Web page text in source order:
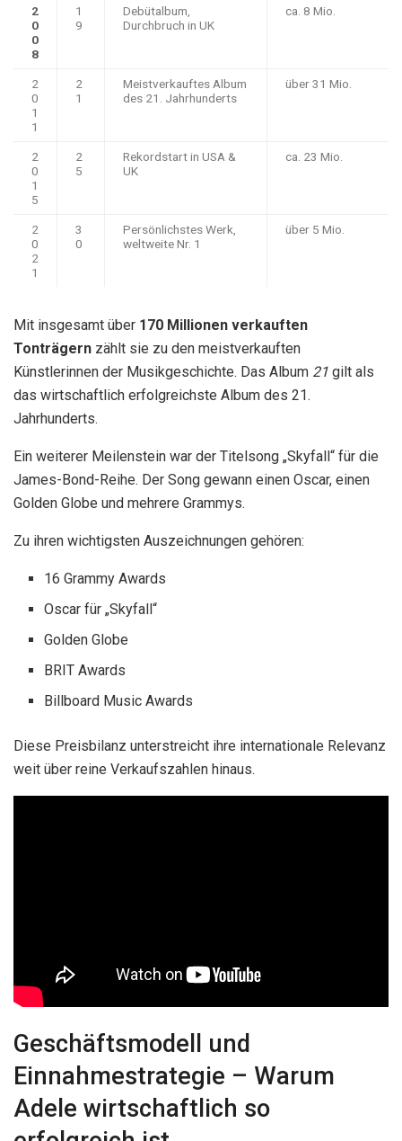
2
0
0
8
1
9
Debütalbum,
Durchbruch in UK
ca. 8 Mio.
2
0
1
1
2
1
Meistverkauftes Album
des 21. Jahrhunderts
über 31 Mio.
2
0
1
5
2
5
Rekordstart in USA &
UK
ca. 23 Mio.
2
0
2
1
3
0
Persönlichstes Werk,
weltweite Nr. 1
über 5 Mio.
Mit insgesamt über 170 Millionen verkauften
Tonträgern zählt sie zu den meistverkauften
Künstlerinnen der Musikgeschichte. Das Album 21 gilt als
das wirtschaftlich erfolgreichste Album des 21.
Jahrhunderts.
Ein weiterer Meilenstein war der Titelsong „Skyfall“ für die
James-Bond-Reihe. Der Song gewann einen Oscar, einen
Golden Globe und mehrere Grammys.
Zu ihren wichtigsten Auszeichnungen gehören:
16 Grammy Awards
Oscar für „Skyfall“
Golden Globe
BRIT Awards
Billboard Music Awards
Diese Preisbilanz unterstreicht ihre internationale Relevanz
weit über reine Verkaufszahlen hinaus.
Geschäftsmodell und
Einnahmestrategie – Warum
Adele wirtschaftlich so